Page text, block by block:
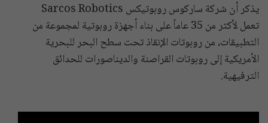
يذكر أن شركة ساركوس روبوتيكس Sarcos Robotics
تعمل لأكثر من 35 عاماً على بناء أجهزة روبوتية لمجموعة من
التطبيقات، من روبوتات الإنقاذ تحت سطح البحر للبحرية
الأمريكية إلى روبوتات القراصنة والديناصورات للحدائق
الترفيهية.